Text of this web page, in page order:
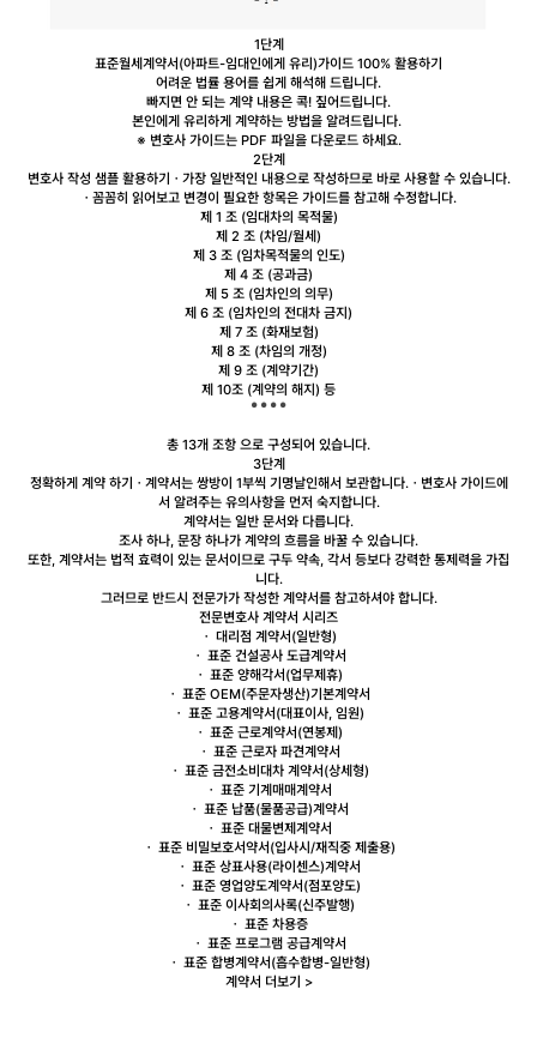
1단계
표준월세계약서(아파트-임대인에게 유리)가이드 100% 활용하기
어려운 법률 용어를 쉽게 해석해 드립니다.
빠지면 안 되는 계약 내용은 콕! 짚어드립니다.
본인에게 유리하게 계약하는 방법을 알려드립니다.
※ 변호사 가이드는 PDF 파일을 다운로드 하세요.
2단계
변호사 작성 샘플 활용하기 ㆍ가장 일반적인 내용으로 작성하므로 바로 사용할 수 있습니다.
ㆍ꼼꼼히 읽어보고 변경이 필요한 항목은 가이드를 참고해 수정합니다.
제 1 조 (임대차의 목적물)
제 2 조 (차임/월세)
제 3 조 (임차목적물의 인도)
제 4 조 (공과금)
제 5 조 (임차인의 의무)
제 6 조 (임차인의 전대차 금지)
제 7 조 (화재보험)
제 8 조 (차임의 개정)
제 9 조 (계약기간)
제 10조 (계약의 해지) 등
총 13개 조항 으로 구성되어 있습니다.
3단계
정확하게 계약 하기 ㆍ계약서는 쌍방이 1부씩 기명날인해서 보관합니다.ㆍ변호사 가이드에
서 알려주는 유의사항을 먼저 숙지합니다.
계약서는 일반 문서와 다릅니다.
조사 하나, 문장 하나가 계약의 흐름을 바꿀 수 있습니다.
또한, 계약서는 법적 효력이 있는 문서이므로 구두 약속, 각서 등보다 강력한 통제력을 가집
니다.
그러므로 반드시 전문가가 작성한 계약서를 참고하셔야 합니다.
전문변호사 계약서 시리즈
ㆍ 대리점 계약서(일반형)
ㆍ 표준 건설공사 도급계약서
ㆍ 표준 양해각서 (업무제휴)
ㆍ 표준 OEM(주문자생산)기본계약서
ㆍ 표준 고용계약서(대표이사, 임원)
ㆍ 표준 근로계약서(연봉제)
ㆍ 표준 근로자 파견계약서
ㆍ 표준 금전소비대차계약서(상세형)
ㆍ 표준 기계매매계약서
ㆍ 표준 납품(물품공급)계약서
ㆍ 표준 대물변제 계약서
ㆍ 표준 비밀보호서약서(입사시/재직중 제출용)
ㆍ 표준 상표사용(라이센스)계약서
ㆍ 표준 영업양도계약서(점포양도)
ㆍ 표준 이사회의사록(신주발행)
ㆍ 표준 차용증
ㆍ 표준 프로그램 공급계약서
ㆍ 표준 합병계약서(흡수합병-일반형)
계약서 더보기 >